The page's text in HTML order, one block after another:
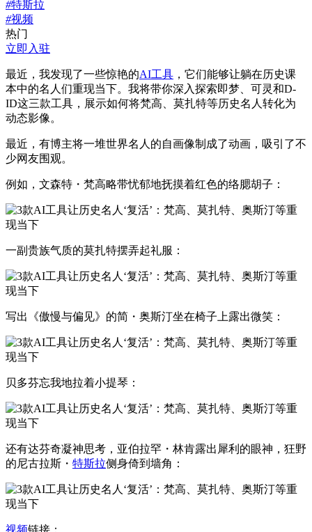
#特斯拉
#视频
热门
立即入驻
最近，我发现了一些惊艳的AI工具 ，它们能够让躺在历史课
本中的名人们重现当下。我将带你深入探索即梦、可灵和D-
ID这三款工具，展示如何将梵高、莫扎特等历史名人转化为
动态影像。
最近，有博主将一堆世界名人的自画像制成了动画，吸引了不
少网友围观。
例如，文森特・梵高略带忧郁地抚摸着红色的络腮胡子：
一副贵族气质的莫扎特摆弄起礼服：
写出《傲慢与偏见》的简・奥斯汀坐在椅子上露出微笑：
贝多芬忘我地拉着小提琴：
还有达芬奇凝神思考，亚伯拉罕・林肯露出犀利的眼神，狂野
的尼古拉斯・ 特斯拉侧身倚到墙角：
视频链接：